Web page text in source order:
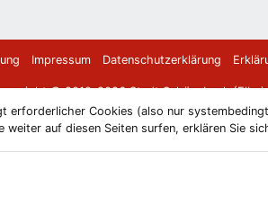
erforderlicher Cookies (also nur
weiter auf diesen Seiten surfen, erklären Sie
Impressum Datenschutzerklärung
© 2019-2026 Stadt Schönebeck (Elbe)